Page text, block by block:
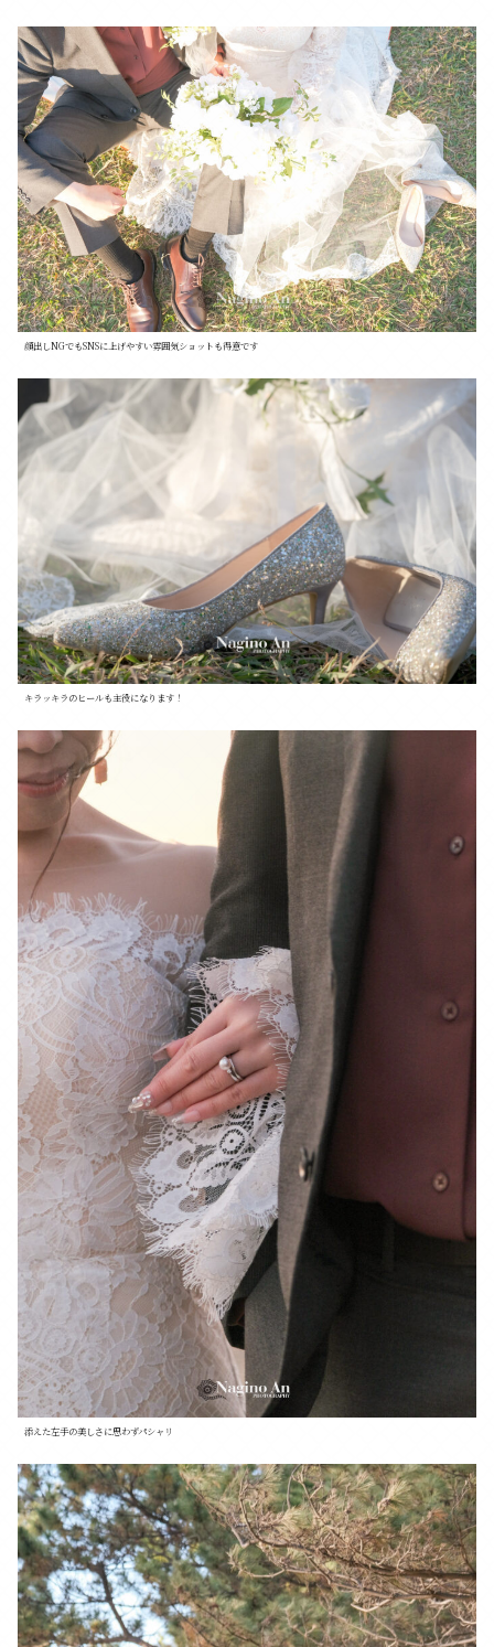
顔出しNGでもSNSに上げやすい雰囲気ショットも得意です
キラッキラのヒールも主役になります！
添えた左手の美しさに思わずパシャリ